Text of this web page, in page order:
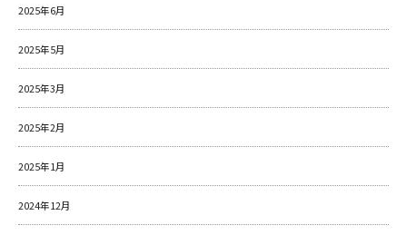
2025年6月
2025年5月
2025年3月
2025年2月
2025年1月
2024年12月